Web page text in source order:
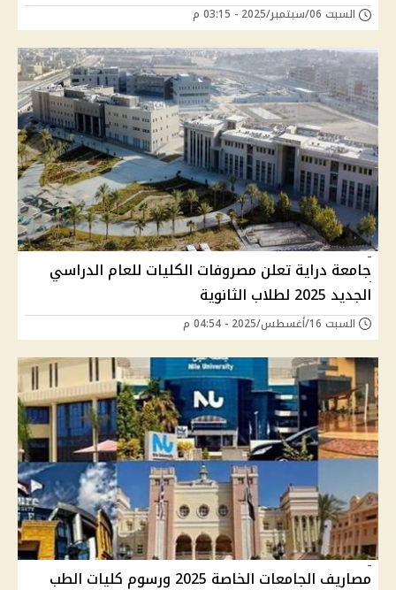
السبت 06/سبتمبر/2025 - 03:15 م
جامعة دراية تعلن مصروفات الكليات للعام الدراسي
الجديد 2025 لطلاب الثانوية
السبت 16/أغسطس/2025 - 04:54 م
مصاريف الجامعات الخاصة 2025 ورسوم كليات الطب